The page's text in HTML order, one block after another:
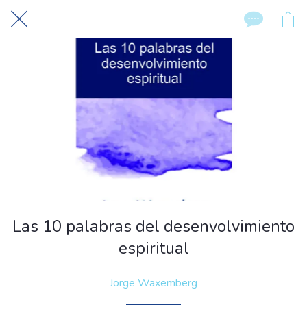
Las 10 palabras del desenvolvimiento
espiritual
Jorge Waxemberg